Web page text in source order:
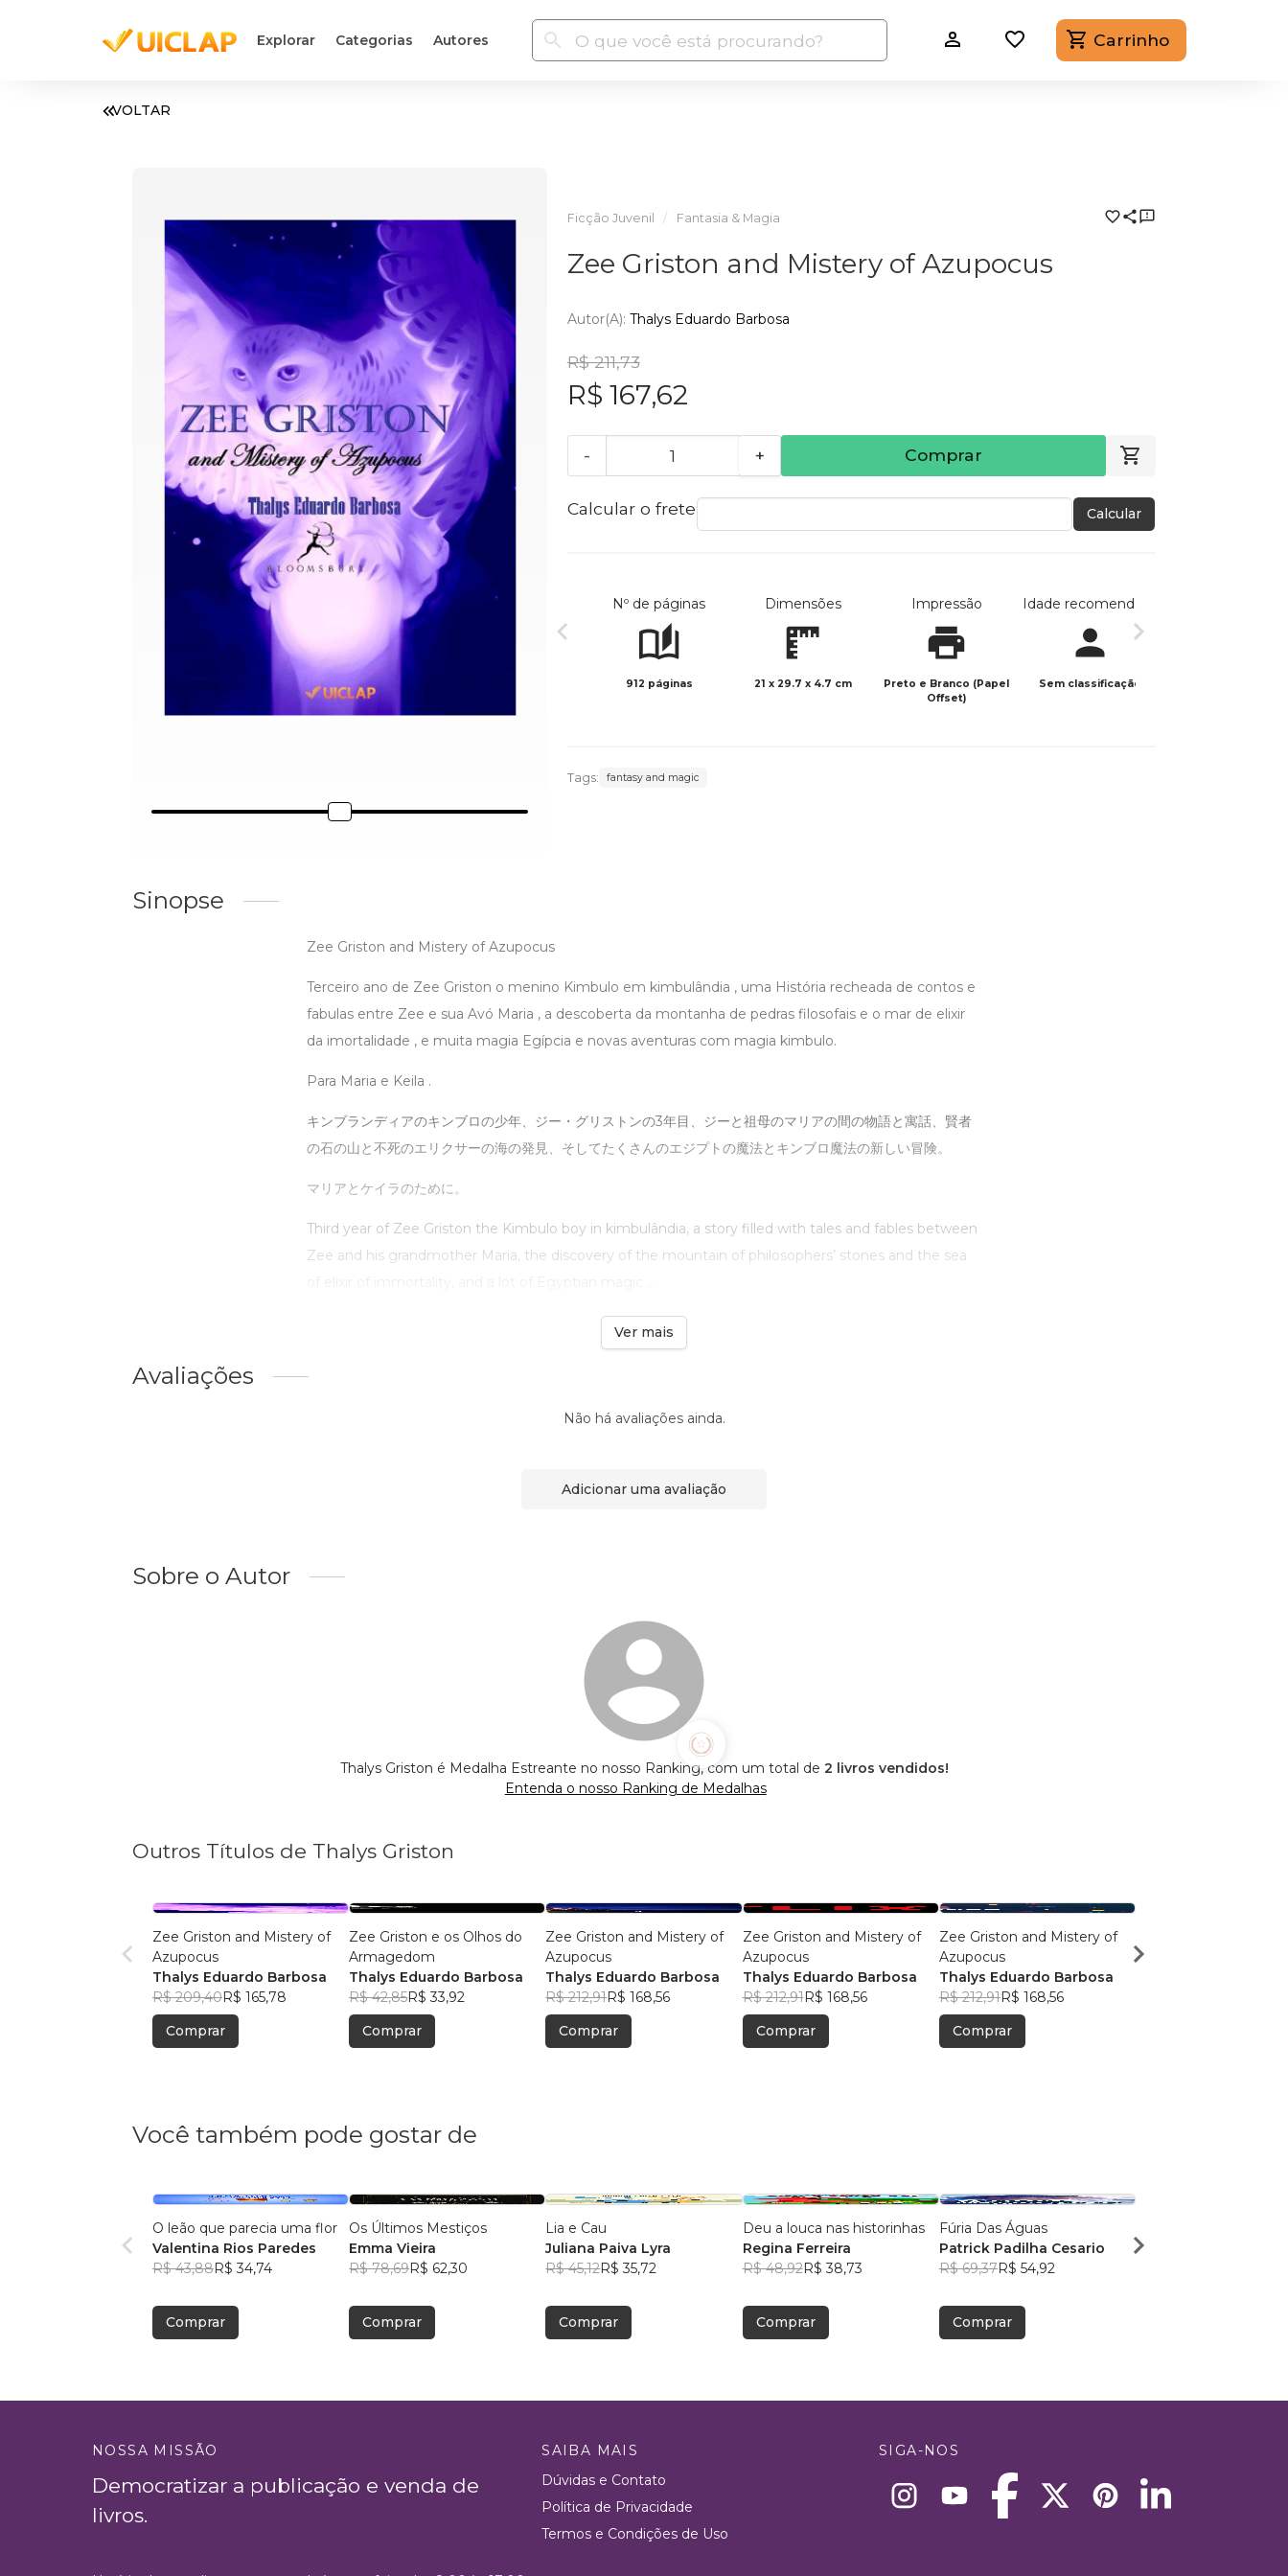
Explorar Categorias Autores Carrinho
VOLTAR
Ficção Juvenil Fantasia & Magia
Zee Griston and Mistery of Azupocus
Autor(a): Thalys Eduardo Barbosa
R$ 211,73
R$ 167,62
- + Comprar
Calcular o frete Calcular
Nº de páginas
912 páginas
Dimensões
21 x 29.7 x 4.7 cm
Impressão
Preto e Branco (Papel
Offset)
Idade recomendada
Sem classificação
Tags: fantasy and magic
Sinopse
Zee Griston and Mistery of Azupocus
Terceiro ano de Zee Griston o menino Kimbulo em kimbulândia , uma História recheada de contos e
fabulas entre Zee e sua Avó Maria , a descoberta da montanha de pedras filosofais e o mar de elixir
da imortalidade , e muita magia Egípcia e novas aventuras com magia kimbulo.
Para Maria e Keila .
キンブランディアのキンブロの少年、ジー・グリストンの3年目、ジーと祖母のマリアの間の物語と寓話、賢者
の石の山と不死のエリクサーの海の発見、そしてたくさんのエジプトの魔法とキンブロ魔法の新しい冒険。
マリアとケイラのために。
Third year of Zee Griston the Kimbulo boy in kimbulândia, a story filled with tales and fables between
Zee and his grandmother Maria, the discovery of the mountain of philosophers’ stones and the sea
Ver mais
Avaliações
Não há avaliações ainda.
Adicionar uma avaliação
Sobre o Autor
Thalys Griston é Medalha Estreante no nosso Ranking, com um total de 2 livros vendidos!
Entenda o nosso Ranking de Medalhas
Outros Títulos de Thalys Griston
Zee Griston and Mistery of
Azupocus
Thalys Eduardo Barbosa
R$ 209,40R$ 165,78
Comprar
Zee Griston e os Olhos do
Armagedom
Thalys Eduardo Barbosa
R$ 42,85R$ 33,92
Comprar
Zee Griston and Mistery of
Azupocus
Thalys Eduardo Barbosa
R$ 212,91R$ 168,56
Comprar
Zee Griston and Mistery of
Azupocus
Thalys Eduardo Barbosa
R$ 212,91R$ 168,56
Comprar
Zee Griston and Mistery of
Azupocus
Thalys Eduardo Barbosa
R$ 212,91R$ 168,56
Comprar
Azupocus
Você também pode gostar de
O leão que parecia uma flor
Valentina Rios Paredes
R$ 43,88R$ 34,74
Comprar
Os Últimos Mestiços
Emma Vieira
R$ 78,69R$ 62,30
Comprar
Lia e Cau
Juliana Paiva Lyra
R$ 45,12R$ 35,72
Comprar
Deu a louca nas historinhas
Regina Ferreira
R$ 48,92R$ 38,73
Comprar
Fúria Das Águas
Patrick Padilha Cesario
R$ 69,37R$ 54,92
Comprar
Enzo Maia Springer
NOSSA MISSÃO
Democratizar a publicação e venda de
livros.
SAIBA MAIS
Dúvidas e Contato
Política de Privacidade
Termos e Condições de Uso
SIGA-NOS